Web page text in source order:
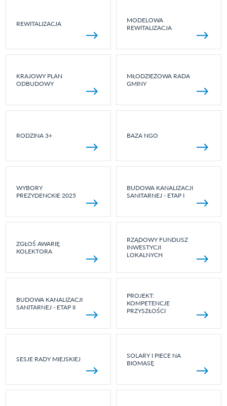
REWITALIZACJA
MODELOWA
REWITALIZACJA
KRAJOWY PLAN
ODBUDOWY
MŁODZIEŻOWA RADA
GMINY
RODZINA 3+ BAZA NGO
WYBORY
PREZYDENCKIE 2025
BUDOWA KANALIZACJI
SANITARNEJ - ETAP I
ZGŁOŚ AWARIĘ
KOLEKTORA
RZĄDOWY FUNDUSZ
INWESTYCJI
LOKALNYCH
BUDOWA KANALIZACJI
SANITARNEJ - ETAP II
PROJEKT:
KOMPETENCJE
PRZYSZŁOŚCI
SESJE RADY MIEJSKIEJ
SOLARY I PIECE NA
BIOMASĘ